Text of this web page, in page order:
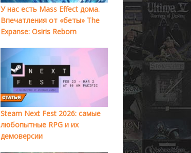
У нас есть Mass Effect дома.
Впечатления от «беты» The
Expanse: Osiris Reborn
Steam Next Fest 2026: самые
любопытные RPG и их
демоверсии